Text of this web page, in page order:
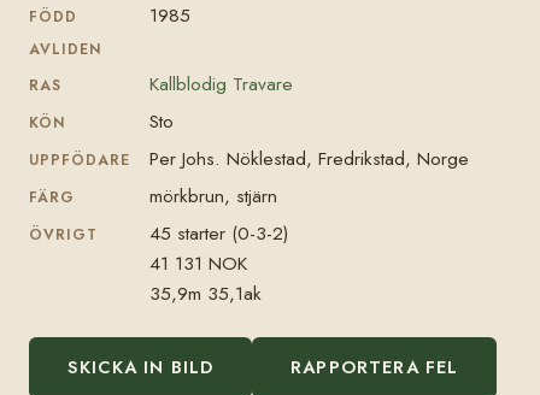
FÖDD 1985
AVLIDEN
RAS
Kallblodig Travare
KÖN Sto
UPPFÖDARE Per Johs. Nöklestad, Fredrikstad, Norge
FÄRG mörkbrun, stjärn
ÖVRIGT
45 starter (0-3-2)
41 131 NOK
35,9m 35,1ak
SKICKA IN BILD RAPPORTERA FEL